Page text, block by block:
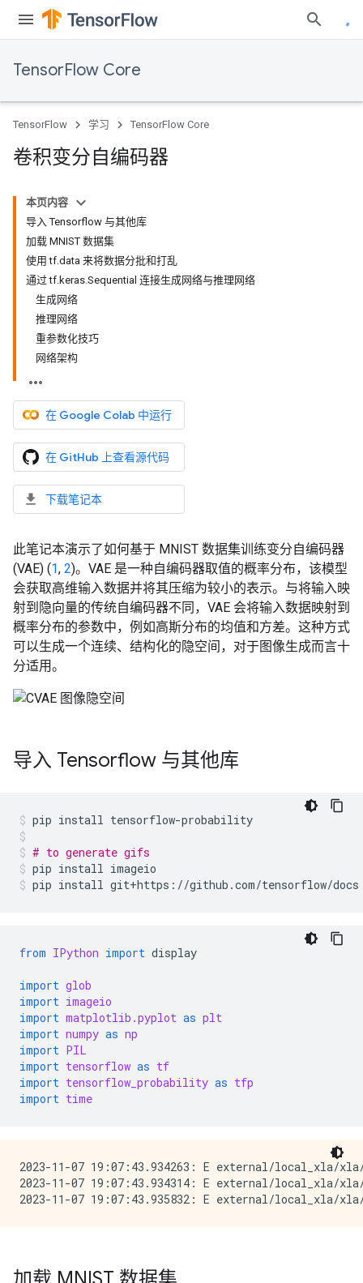
TensorFlow Core
TensorFlow 学习 TensorFlow Core
卷积变分自编码器
本页内容
导入 Tensorflow 与其他库
加载 MNIST 数据集
使用 tf.data 来将数据分批和打乱
通过 tf.keras.Sequential 连接生成网络与推理网络
生成网络
推理网络
重参数化技巧
网络架构
在 Google Colab 中运行
在 GitHub 上查看源代码
下载笔记本
此笔记本演示了如何基于 MNIST 数据集训练变分自编码器
(VAE) (1, 2)。VAE 是一种自编码器取值的概率分布，该模型
会获取高维输入数据并将其压缩为较小的表示。与将输入映
射到隐向量的传统自编码器不同，VAE 会将输入数据映射到
概率分布的参数中，例如高斯分布的均值和方差。这种方式
可以生成一个连续、结构化的隐空间，对于图像生成而言十
分适用。
导入 Tensorflow 与其他库
pip install tensorflow-probability
# to generate gifs
pip install imageio
pip install git+https://github.com/tensorflow/docs
from IPython import display
import glob
import imageio
import matplotlib.pyplot as plt
import numpy as np
import PIL
import tensorflow as tf
import tensorflow_probability as tfp
import time
2023-11-07 19:07:43.934263: E external/local_xla/
2023-11-07 19:07:43.934314: E external/local_xla/